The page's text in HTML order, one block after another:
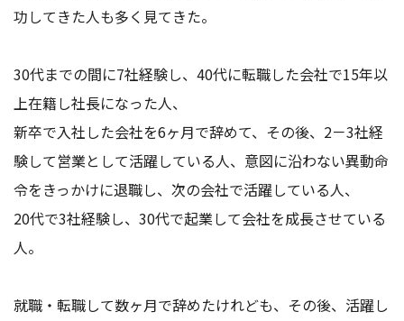
功してきた人も多く見てきた。
30代までの間に7社経験し、40代に転職した会社で15年以
上在籍し社長になった人、
新卒で入社した会社を6ヶ月で辞めて、その後、2－3社経
験して営業として活躍している人、意図に沿わない異動命
令をきっかけに退職し、次の会社で活躍している人、
20代で3社経験し、30代で起業して会社を成長させている
人。
就職・転職して数ヶ月で辞めたけれども、その後、活躍し